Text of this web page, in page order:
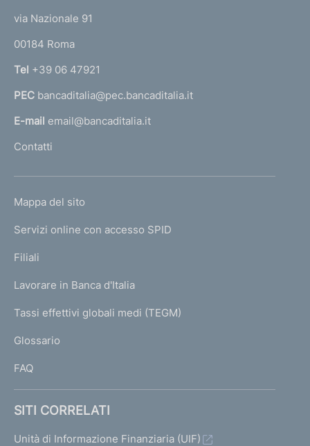
r
n
a
l
'
m
e
a
g
via Nazionale 91
00184 Roma
Tel +39 06 47921
PEC bancaditalia@pec.bancaditalia.it
E-mail email@bancaditalia.it
Contatti
L
N
K
T
I
I
Mappa del sito
Servizi online con accesso SPID
Filiali
Lavorare in Banca d'Italia
Tassi effettivi globali medi (TEGM)
Glossario
FAQ
SITI CORRELATI
Unità di Informazione Finanziaria (UIF)